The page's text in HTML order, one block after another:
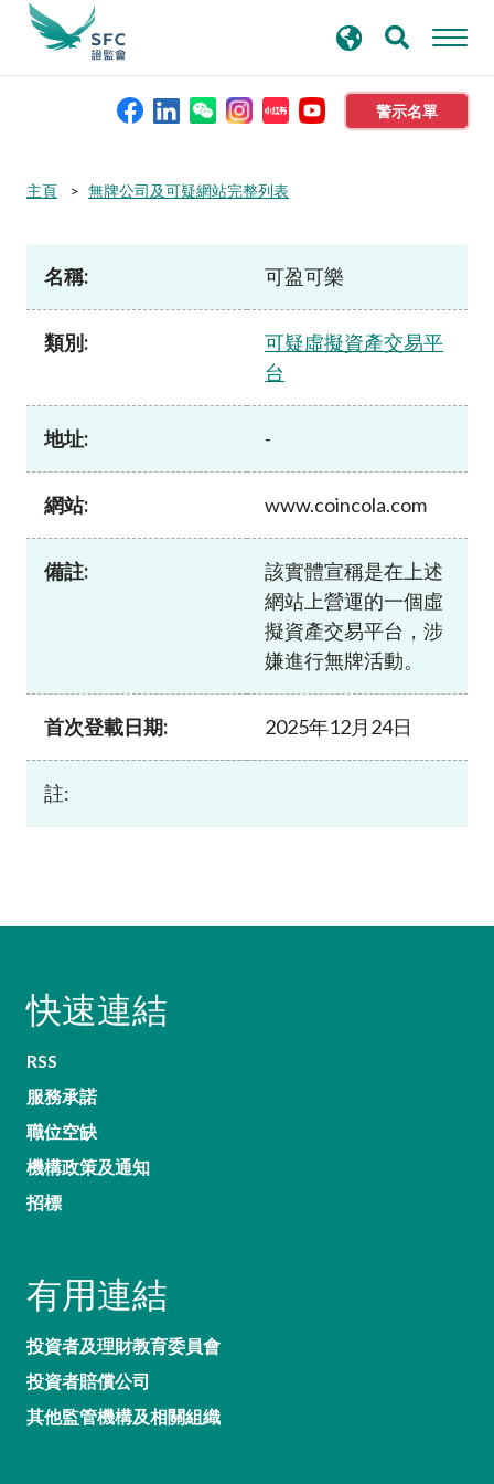
警示名單
本會簡介
規則及標準
新聞稿及公布
加入本會
尋
主頁 無牌公司及可疑網站完整列表
名稱: 可盈可樂
類別:
可疑虛擬資產交易平
台
地址: -
網站: www.coincola.com
備註:
該實體宣稱是在上述
網站上營運的一個虛
擬資產交易平台，涉
嫌進行無牌活動。
首次登載日期: 2025年12月24日
註:
快速連結
RSS
服務承諾
職位空缺
機構政策及通知
招標
有用連結
投資者及理財教育委員會
投資者賠償公司
其他監管機構及相關組織